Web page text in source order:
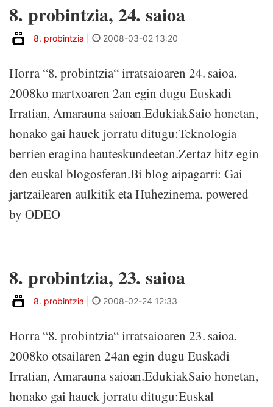
8. probintzia, 24. saioa
8. probintzia 2008-03-02 13:20
Horra “8. probintzia“ irratsaioaren 24. saioa.
2008ko martxoaren 2an egin dugu Euskadi
Irratian, Amarauna saioan.EdukiakSaio honetan,
honako gai hauek jorratu ditugu:Teknologia
berrien eragina hauteskundeetan.Zertaz hitz egin
den euskal blogosferan.Bi blog aipagarri: Gai
jartzailearen aulkitik eta Huhezinema. powered
by ODEO
8. probintzia, 23. saioa
8. probintzia 2008-02-24 12:33
Horra “8. probintzia“ irratsaioaren 23. saioa.
2008ko otsailaren 24an egin dugu Euskadi
Irratian, Amarauna saioan.EdukiakSaio honetan,
honako gai hauek jorratu ditugu:Euskal